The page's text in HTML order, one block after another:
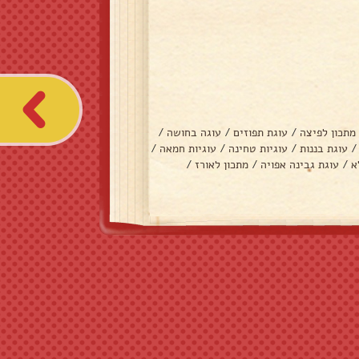
מתכון לפיצה / עוגת תפוזים / עוגה בחושה /
/ עוגת בננות / עוגיות טחינה / עוגיות חמאה /
/ עוגת גבינה אפויה / מתכון לאורז /